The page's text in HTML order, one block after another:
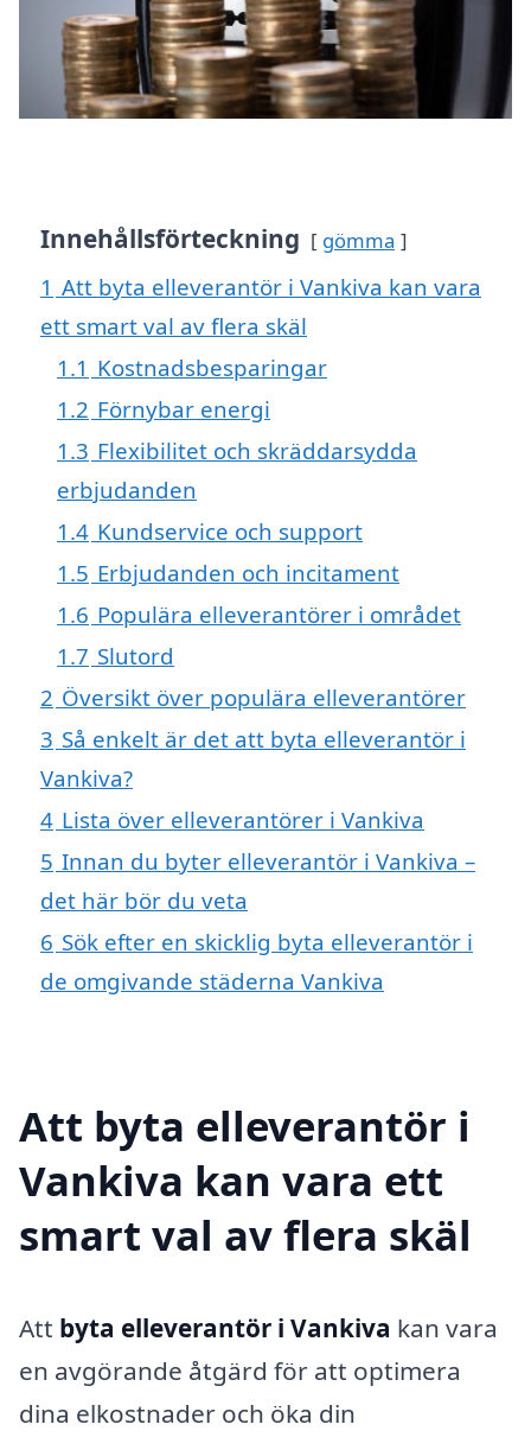
Innehållsförteckning gömma
1 Att byta elleverantör i Vankiva kan vara
ett smart val av flera skäl
1.1 Kostnadsbesparingar
1.2 Förnybar energi
1.3 Flexibilitet och skräddarsydda
erbjudanden
1.4 Kundservice och support
1.5 Erbjudanden och incitament
1.6 Populära elleverantörer i området
1.7 Slutord
2 Översikt över populära elleverantörer
3 Så enkelt är det att byta elleverantör i
Vankiva?
4 Lista över elleverantörer i Vankiva
5 Innan du byter elleverantör i Vankiva –
det här bör du veta
6 Sök efter en skicklig byta elleverantör i
de omgivande städerna Vankiva
Att byta elleverantör i
Vankiva kan vara ett
smart val av flera skäl
Att byta elleverantör i Vankiva kan vara
en avgörande åtgärd för att optimera
dina elkostnader och öka din